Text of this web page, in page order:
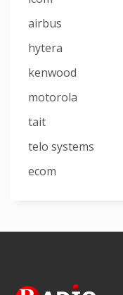
airbus
hytera
kenwood
motorola
tait
telo systems
ecom